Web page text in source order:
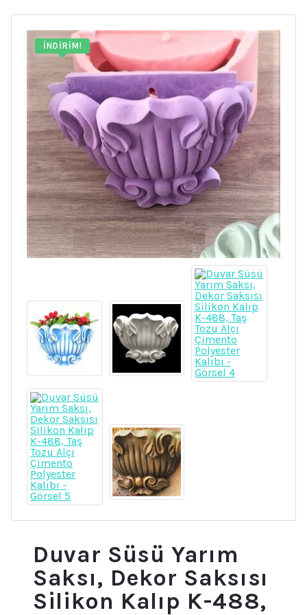
İNDIRIM!
Duvar Süsü Yarım
Saksı, Dekor Saksısı
Silikon Kalıp K-488,